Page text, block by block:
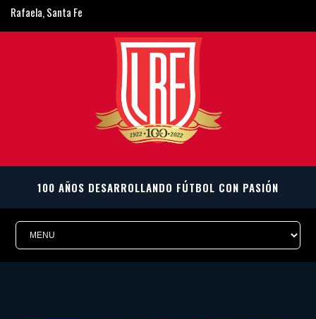
Rafaela, Santa Fe
ligarafaelina@gmail.com